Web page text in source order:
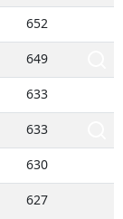
652
649
633
633
630
627